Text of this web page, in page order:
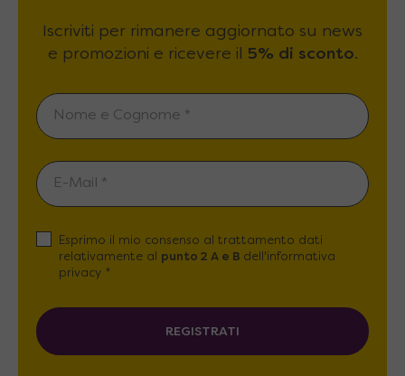
Iscriviti per rimanere aggiornato su news
e promozioni e ricevere il 5% di sconto.
Esprimo il mio consenso al trattamento dati
relativamente al punto 2 A e B dell'informativa
privacy *
REGISTRATI